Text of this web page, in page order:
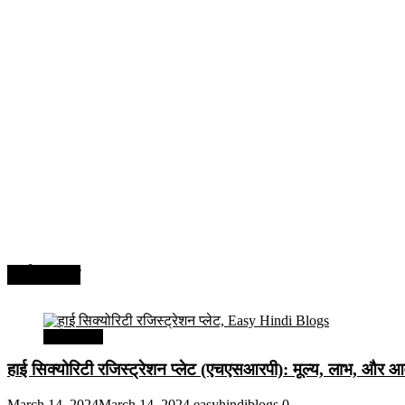
हाई सिक्योरिटी रजिस्ट्रेशन प्लेट (एचएसआरपी): मूल्य, लाभ,